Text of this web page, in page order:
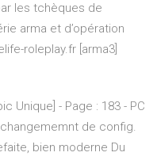
les tchèques de
arma et d’opération
roleplay.fr [arma3]
Unique] - Page : 183 - PC
de config.
bien moderne Du